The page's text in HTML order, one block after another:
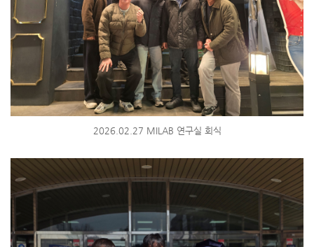
2026.02.27 MILAB 연구실 회식